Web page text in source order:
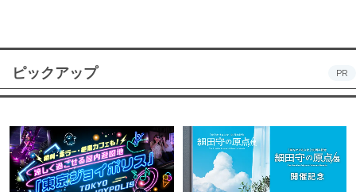
ピックアップ PR